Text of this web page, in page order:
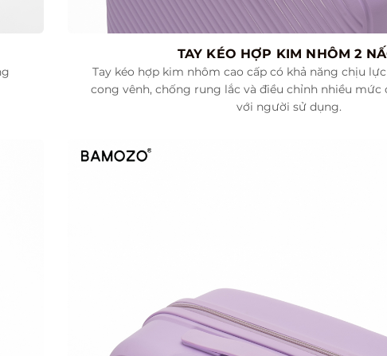
TAY KÉO HỢP KIM NHÔM 2
Tay kéo hợp kim nhôm cao cấp có khả năng chịu
cong vênh, chống rung lắc và điều chỉnh nhiều mức
với người sử dụng.